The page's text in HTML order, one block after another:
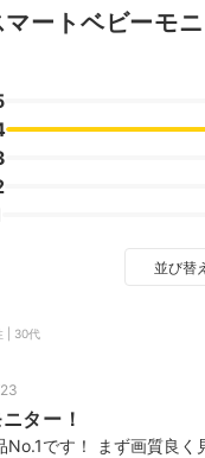
ートベビーモ
並び替え
| 30代
ター！
No.1です！ まず画質良く